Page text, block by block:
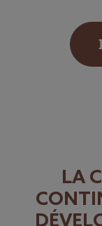
LA